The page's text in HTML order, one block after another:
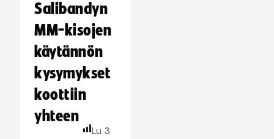
Salibandyn
MM-kisojen
käytännön
kysymykset
koottiin
yhteen
Lu 3